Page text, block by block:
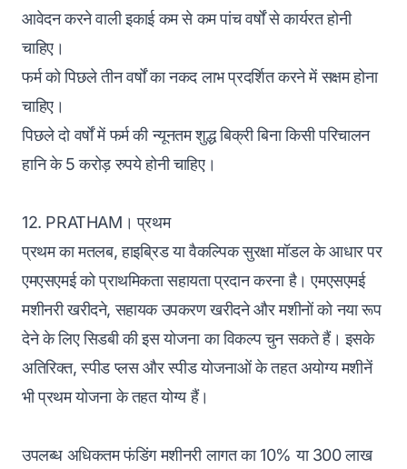
आवेदन करने वाली इकाई कम से कम पांच वर्षों से कार्यरत होनी
चाहिए।
फर्म को पिछले तीन वर्षों का नकद लाभ प्रदर्शित करने में सक्षम होना
चाहिए।
पिछले दो वर्षों में फर्म की न्यूनतम शुद्ध बिक्री बिना किसी परिचालन
हानि के 5 करोड़ रुपये होनी चाहिए।
12. PRATHAM। प्रथम
प्रथम का मतलब, हाइब्रिड या वैकल्पिक सुरक्षा मॉडल के आधार पर
एमएसएमई को प्राथमिकता सहायता प्रदान करना है। एमएसएमई
मशीनरी खरीदने, सहायक उपकरण खरीदने और मशीनों को नया रूप
देने के लिए सिडबी की इस योजना का विकल्प चुन सकते हैं। इसके
अतिरिक्त, स्पीड प्लस और स्पीड योजनाओं के तहत अयोग्य मशीनें
भी प्रथम योजना के तहत योग्य हैं।
उपलब्ध अधिकतम फंडिंग मशीनरी लागत का 10% या 300 लाख